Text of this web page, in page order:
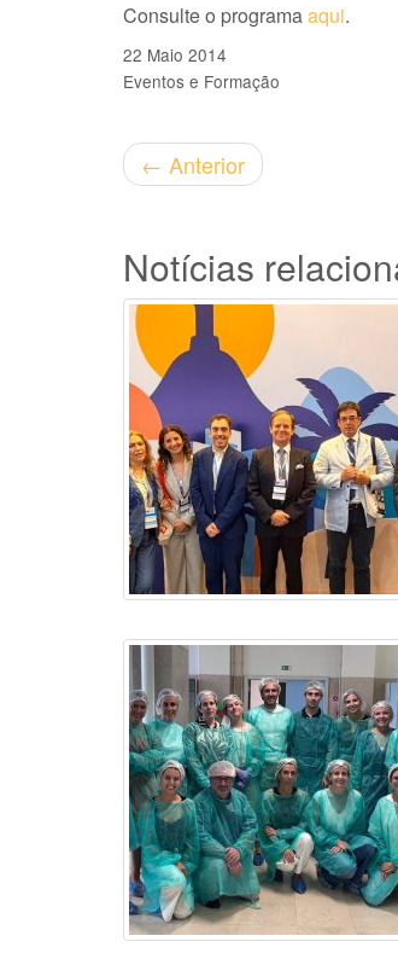
Consulte o programaaqui.
22 Maio 2014
Eventos e Formação
← Anterior
Notícias